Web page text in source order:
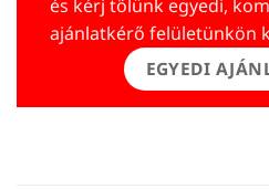
és kérj tőlünk egyedi,
ajánlatkérő felületünkön
EGYEDI